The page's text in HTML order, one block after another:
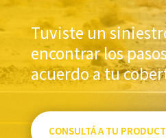
Tuviste un
encontrar los
acuerdo a tu
CONSULTÁ A TU